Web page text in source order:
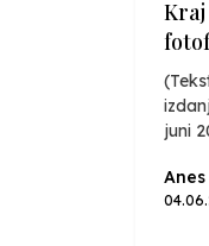
juni